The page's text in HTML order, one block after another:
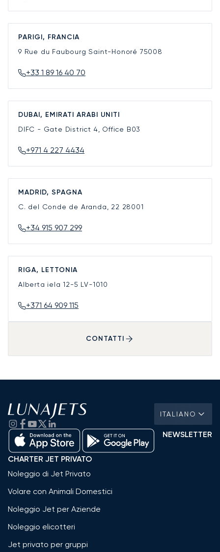
PARIGI, FRANCIA
9 Rue du Faubourg Saint-Honoré 75008
+33 1 89 16 40 70
DUBAI, EMIRATI ARABI UNITI
DIFC - Gate District 4, Office B03
+971 4 227 4434
MADRID, SPAGNA
C. del Conde de Aranda, 22 28001
+34 915 907 299
RIGA, LETTONIA
Alberta iela 12-5 LV-1010
+371 64 909 115
CONTATTI
ITALIANO
NEWSLETTER
CHARTER JET PRIVATO
Noleggio di Jet Privato
Volare con Animali Domestici
Noleggio Jet per Aziende
Noleggio elicotteri
Jet privato per gruppi